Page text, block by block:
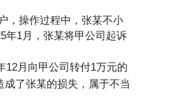
，操作过程中，张某不小
年1月，张某将甲公司起诉
12月向甲公司转付1万元的
了张某的损失，属于不当